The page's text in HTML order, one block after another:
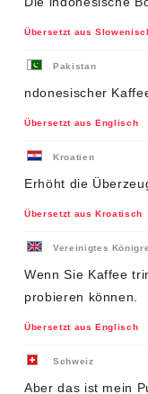
Übersetzt aus
Pakistan
ndonesischer
Übersetzt aus Englisch
Kroatien
Erhöht die
Übersetzt aus Kroatisch
Vereinigtes
Wenn Sie Kaffee
probieren können.
Übersetzt aus Englisch
Schweiz
Aber das ist mein